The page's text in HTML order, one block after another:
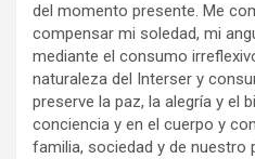
del momento presente. Me
compensar mi soledad, mi
mediante el consumo
naturaleza del Interser y
preserve la paz, la alegría y el
conciencia y en el cuerpo y
familia, sociedad y de nuestro